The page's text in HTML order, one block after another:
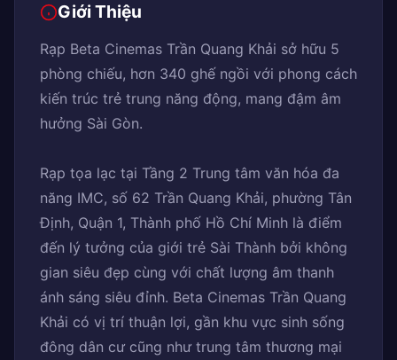
Giới Thiệu
Rạp Beta Cinemas Trần Quang Khải sở hữu 5
phòng chiếu, hơn 340 ghế ngồi với phong cách
kiến trúc trẻ trung năng động, mang đậm âm
hưởng Sài Gòn.
Rạp tọa lạc tại Tầng 2 Trung tâm văn hóa đa
năng IMC, số 62 Trần Quang Khải, phường Tân
Định, Quận 1, Thành phố Hồ Chí Minh là điểm
đến lý tưởng của giới trẻ Sài Thành bởi không
gian siêu đẹp cùng với chất lượng âm thanh
ánh sáng siêu đỉnh. Beta Cinemas Trần Quang
Khải có vị trí thuận lợi, gần khu vực sinh sống
đông dân cư cũng như trung tâm thương mại